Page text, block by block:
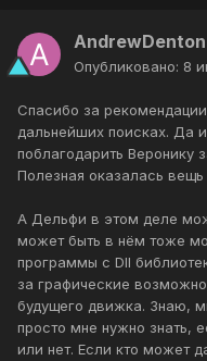
AndrewDenton
Опубликовано: 8
Спасибо за
дальнейших поисках. Да
поблагодарить Веронику
Полезная оказалась вещь
А Дельфи в этом деле
может быть в нём тоже
программы с Dll
за графические
будущего движка. Знаю,
просто мне нужно знать,
или нет. Если кто может